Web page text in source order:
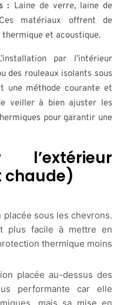
: Laine de verre, laine de
matériaux offrent de
et acoustique.
par l’intérieur
des rouleaux isolants sous
une méthode courante et
veiller à bien ajuster les
pour garantir une
chaude)
sous les chevrons.
plus facile à mettre en
thermique moins
placée au-dessus des
performante car elle